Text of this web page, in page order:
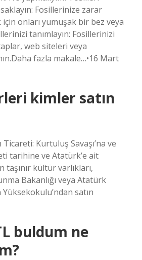
Fosillerinize zarar
onları yumuşak bir bez veya
tanımlayın: Fosillerinizi
web siteleri veya
fazla makale…•16 Mart
kimler satın
Ticareti: Kurtuluş Savaşı’na ve
tarihine ve Atatürk’e ait
taşınır kültür varlıkları,
Bakanlığı veya Atatürk
satın
buldum ne